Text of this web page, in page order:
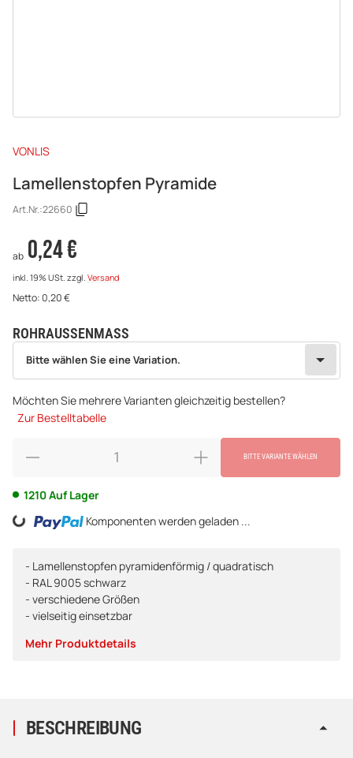
VONLIS
Lamellenstopfen Pyramide
Art.Nr.:22660
ab 0,24 €
inkl. 19% USt. zzgl. Versand
Netto:0,20€
ROHRAUSSENMASS
wählen
Bitte wählen Sie eine Variation.
Möchten Sie mehrere Varianten gleichzeitig bestellen?
Zur Bestelltabelle
BITTE VARIANTE WÄHLEN
1210 Auf Lager
Loading... Komponenten werden geladen ...
- Lamellenstopfen pyramidenförmig / quadratisch
- RAL 9005 schwarz
- verschiedene Größen
- vielseitig einsetzbar
Mehr Produktdetails
BESCHREIBUNG